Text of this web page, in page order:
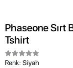
Phaseone Sırt
Tshirt
Renk: Siyah